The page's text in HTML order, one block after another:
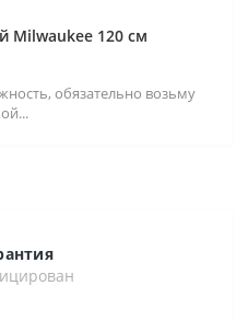
Milwaukee 120 см
обязательно возьму